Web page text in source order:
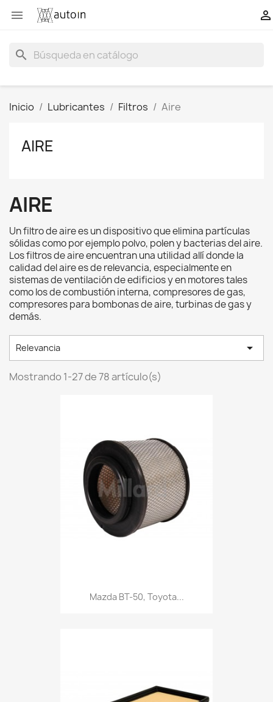
 
search
Inicio Lubricantes Filtros Aire
AIRE
AIRE
Un filtro de aire es un dispositivo que elimina partículas
sólidas como por ejemplo polvo, polen y bacterias del aire.
Los filtros de aire encuentran una utilidad allí donde la
calidad del aire es de relevancia, especialmente en
sistemas de ventilación de edificios y en motores tales
como los de combustión interna, compresores de gas,
compresores para bombonas de aire, turbinas de gas y
demás.
Relevancia 
Mostrando 1-27 de 78 artículo(s)
Mazda BT-50, Toyota...